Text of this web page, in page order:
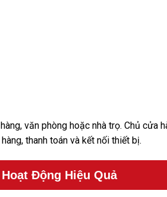
văn phòng hoặc nhà trọ. Chủ cửa
thanh toán và kết nối thiết bị.
Động Hiệu Quả